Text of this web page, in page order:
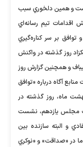
است و همين دلخوري سبب
اقدامات تيم رسانه‌اي
توافق بر سر كناره‌گيري
روز گذشته در واكنش
و همچنين گزارش روز
منابع آگاه درباره «توافق
ماه، روز گذشته در
مجلس يازدهم، نشست
و البته سازنده بين
در «صداقت» و «نوكري